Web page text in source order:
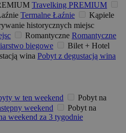
Travelking PREMIUM
Termalne Łaźnie
Kąpiele
historycznych miejsc
Romantyczne Romantyczne
biegowe
Bilet + Hotel
wina Pobyt z degustacją wina
w ten weekend
Pobyt na
weekend
Pobyt na
weekend za 3 tygodnie